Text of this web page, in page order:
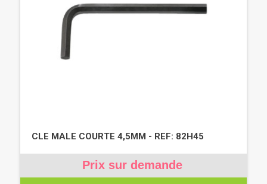
CLE MALE COURTE 4,5MM - REF: 82H45
Prix sur demande